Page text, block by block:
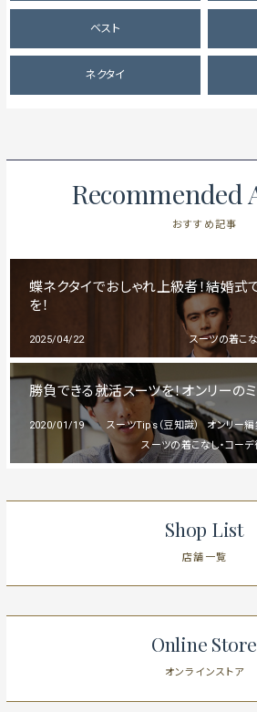
ベスト
ネクタイ
Recommended
おすすめ記事
蝶ネクタイでおしゃれ上級者！結婚式
を！
2025/04/22 スーツの着こ
勝負できる就活スーツを！オンリーの
2020/01/19 オンリー
スーツTips（豆知識）
スーツの着こなし・コーデ
Shop List
店舗一覧
Online Store
オンラインストア